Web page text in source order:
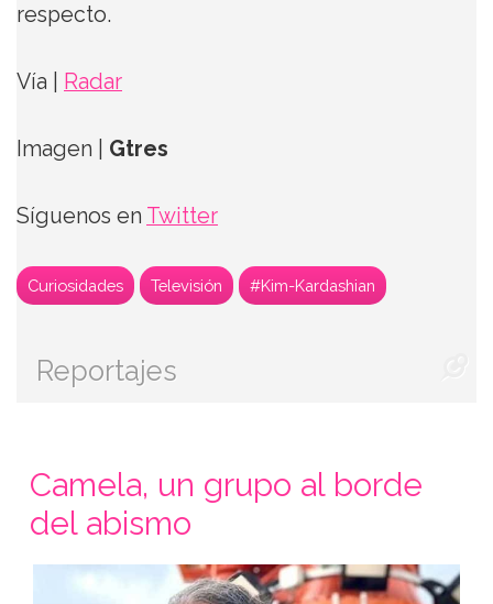
respecto.
Vía | Radar
Imagen | Gtres
Síguenos en Twitter
Curiosidades Televisión #Kim-Kardashian
Reportajes
Camela, un grupo al borde
del abismo